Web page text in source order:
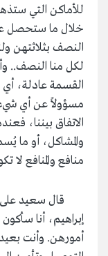
للأماكن التي
خلال ما ستحصل
النصف بثلاثتهن
لكل منا النصف..
القسمة عادلة،
مسؤولاً عن أي
الاتفاق بيننا،
والمشاكل، أو ما
منافع والمنافع لا
قال سعيد على
إبراهيم، أنا
أمورهن. وأنت